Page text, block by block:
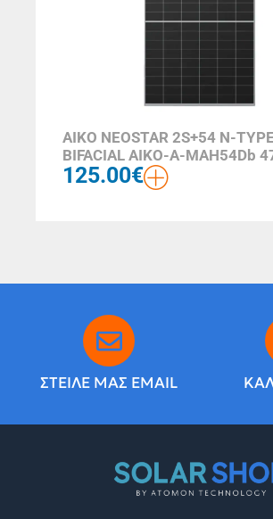
AIKO NEOSTAR 2S+54 N-TYPE
BIFACIAL AIKO-A-MAH54Db
125.00€
ΣΤΕΙΛΕ ΜΑΣ EMAIL